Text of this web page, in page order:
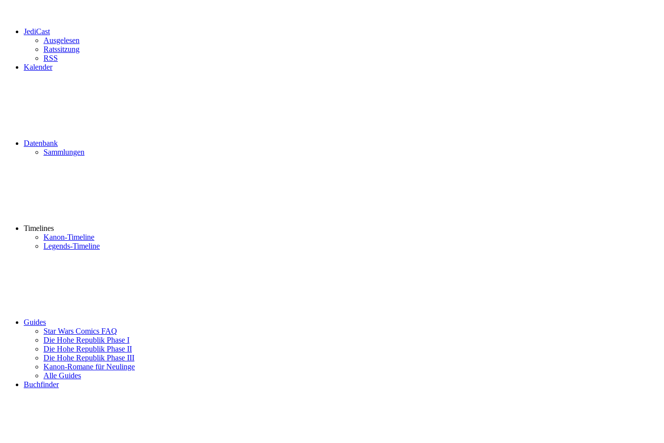
JediCast
Ausgelesen
Ratssitzung
RSS
Kalender
Datenbank
Sammlungen
Timelines
Kanon-Timeline
Legends-Timeline
Guides
Star Wars Comics FAQ
Die Hohe Republik Phase I
Die Hohe Republik Phase II
Die Hohe Republik Phase III
Kanon-Romane für Neulinge
Alle Guides
Buchfinder